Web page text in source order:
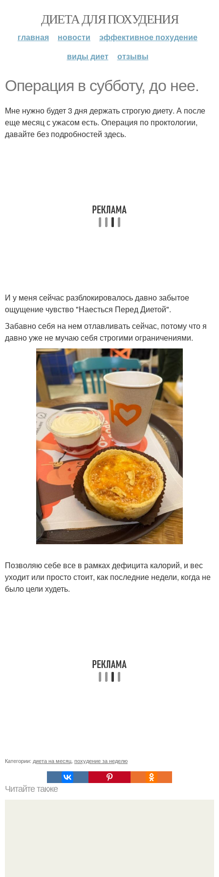
ДИЕТА ДЛЯ ПОХУДЕНИЯ
главная новости
эффективное похудение
виды диет
отзывы
Операция в субботу, до нее.
Мне нужно будет 3 дня держать строгую диету. А после
еще месяц с ужасом есть. Операция по проктологии,
давайте без подробностей здесь.
И у меня сейчас разблокировалось давно забытое
ощущение чувство "Наесться Перед Диетой".
Забавно себя на нем отлавливать сейчас, потому что я
давно уже не мучаю себя строгими ограничениями.
Позволяю себе все в рамках дефицита калорий, и вес
уходит или просто стоит, как последние недели, когда не
было цели худеть.
Категории: диета на месяц похудение за неделю
Читайте также